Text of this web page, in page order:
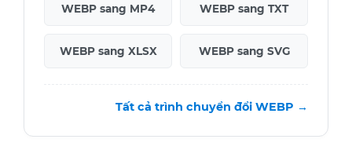
WEBP sang MP4 WEBP sang TXT
WEBP sang XLSX WEBP sang SVG
Tất cả trình chuyển đổi WEBP →